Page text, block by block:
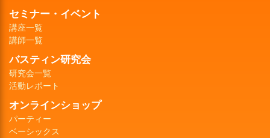
セミナー・イベント
講座一覧
講師一覧
バスティン研究会
研究会一覧
活動レポート
オンラインショップ
パーティー
ベーシックス